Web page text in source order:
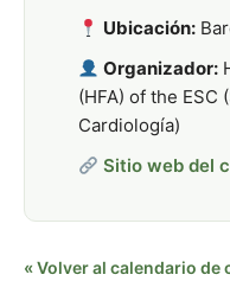
Ubicación:
Organizador:
(HFA) of the ESC
Cardiología)
Sitio web del
« Volver al calendario de